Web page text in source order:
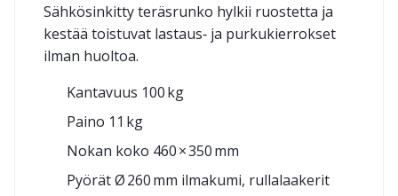
Sähkösinkitty teräsrunko hylkii ruostetta ja
kestää toistuvat lastaus‑ ja purkukierrokset
ilman huoltoa.
Kantavuus 100 kg
Paino 11 kg
Nokan koko 460 × 350 mm
Pyörät Ø 260 mm ilmakumi, rullalaakerit